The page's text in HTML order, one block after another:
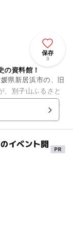
保存
3
の資料館！
県新居浜市の、旧
、別子山ふるさと
、別子銅山の歴史
イベント開